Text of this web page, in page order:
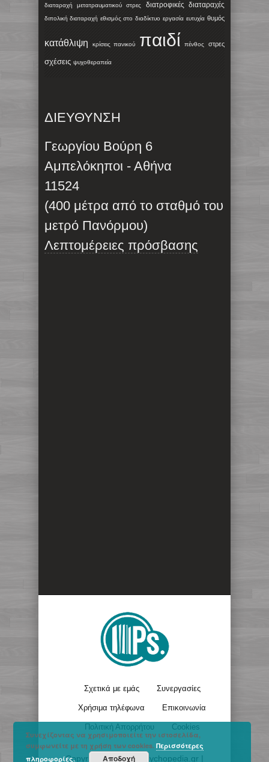
διαταραχή μετατραυματικού στρες διατροφικές διαταραχές
διπολική διαταραχή εθισμός στο διαδίκτυο εργασία ευτυχία θυμός
κατάθλιψη κρίσεις πανικού παιδί πένθος στρες
σχέσεις ψυχοθεραπεία
ΔΙΕΥΘΥΝΣΗ
Γεωργίου Βούρη 6
Αμπελόκηποι - Αθήνα
11524
(400 μέτρα από το σταθμό του
μετρό Πανόρμου)
Λεπτομέρειες πρόσβασης
Σχετικά με εμάς Συνεργασίες
Χρήσιμα τηλέφωνα Επικοινωνία
Πολιτική Απορρήτου Cookies
Copyright © 2017 - Psychopedia.gr |
Συνεχίζοντας να χρησιμοποιείτε την ιστοσελίδα,
συμφωνείτε με τη χρήση των cookies.Περισσότερες
πληροφορίες.
Αποδοχή